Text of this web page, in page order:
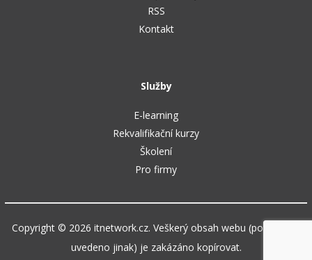
RSS
Kontakt
Služby
E-learning
Rekvalifikační kurzy
Školení
Pro firmy
Copyright © 2026 itnetwork.cz. Veškerý obsah webu (pokud není
uvedeno jinak) je zakázáno kopírovat.